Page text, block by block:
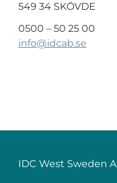
549 34 SKÖVDE
0500 – 50 25 00
info@idcab.se
IDC West Sweden